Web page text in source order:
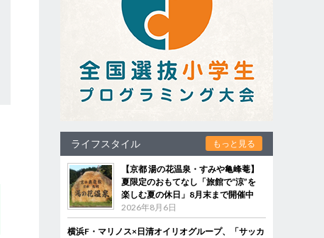
ライフスタイル もっと見る
【京都 湯の花温泉・すみや亀峰菴】
夏限定のおもてなし「旅館で“涼”を
楽しむ夏の休日」8月末まで開催中
2026年8月6日
横浜F・マリノス×日清オイリオグループ、「サッカ